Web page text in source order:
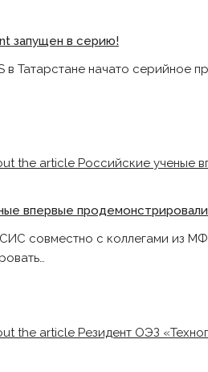
запущен в серию!
в Татарстане начато серийное
впервые
совместно с коллегами из